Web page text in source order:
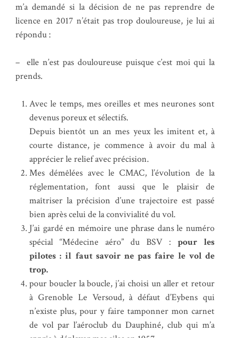
m’a demandé si la décision de ne pas reprendre de
licence en 2017 n’était pas trop douloureuse, je lui ai
répondu :
– elle n’est pas douloureuse puisque c’est moi qui la
prends.
Avec le temps, mes oreilles et mes neurones sont
devenus poreux et sélectifs.
Depuis bientôt un an mes yeux les imitent et, à
courte distance, je commence à avoir du mal à
apprécier le relief avec précision.
Mes démêlées avec le CMAC, l’évolution de la
réglementation, font aussi que le plaisir de
maîtriser la précision d’une trajectoire est passé
bien après celui de la convivialité du vol.
J’ai gardé en mémoire une phrase dans le numéro
spécial “Médecine aéro” du BSV : pour les
pilotes : il faut savoir ne pas faire le vol de
trop.
pour boucler la boucle, j’ai choisi un aller et retour
à Grenoble Le Versoud, à défaut d’Eybens qui
n’existe plus, pour y faire tamponner mon carnet
de vol par l’aéroclub du Dauphiné, club qui m’a